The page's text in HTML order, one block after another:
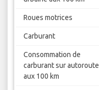
Roues motrices
Carburant
Consommation de
carburant sur autoroute
aux 100 km